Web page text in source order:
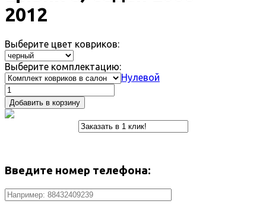
2012
Выберите цвет ковриков:
Выберите комплектацию:
Нулевой
Добавить в корзину
Введите номер телефона: